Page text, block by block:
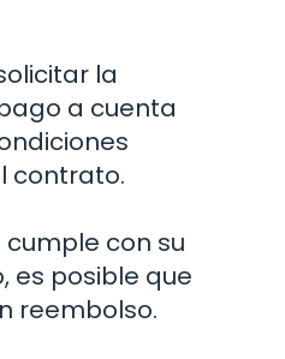
la
a cuenta
contrato.
cumple con su
es posible que
reembolso.